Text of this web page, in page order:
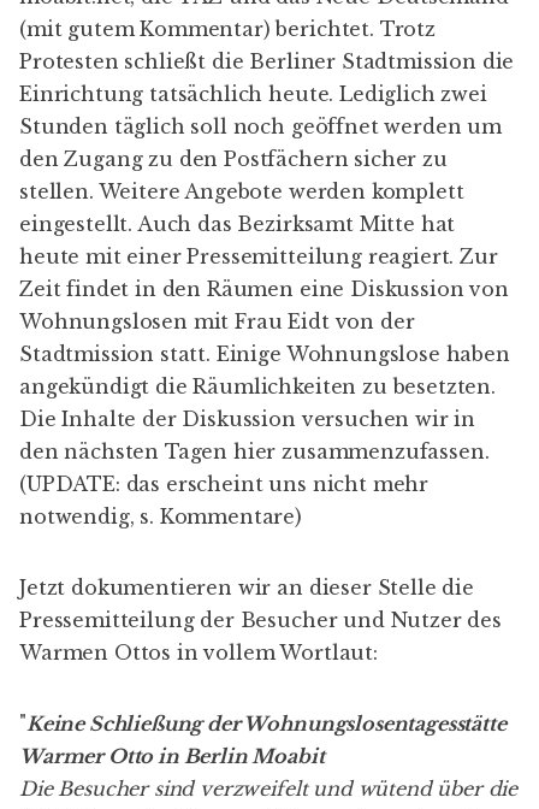
(mit gutemKommentar) berichtet. Trotz
Protesten schließt die Berliner Stadtmission die
Einrichtung tatsächlich heute. Lediglich zwei
Stunden täglich soll noch geöffnet werden um
den Zugang zu den Postfächern sicher zu
stellen. Weitere Angebote werden komplett
eingestellt. Auch das Bezirksamt Mitte hat
heute mit einerPressemitteilungreagiert. Zur
Zeit findet in den Räumen eine Diskussion von
Wohnungslosen mit Frau Eidt von der
Stadtmission statt. Einige Wohnungslose haben
angekündigt die Räumlichkeiten zu besetzten.
Die Inhalte der Diskussion versuchen wir in
den nächsten Tagen hier zusammenzufassen.
(UPDATE: das erscheint uns nicht mehr
notwendig, s. Kommentare)
Jetzt dokumentieren wir an dieser Stelle die
Pressemitteilung der Besucher und Nutzer des
Warmen Ottos in vollem Wortlaut:
"Keine Schließung der Wohnungslosentagesstätte
Warmer Otto in Berlin Moabit
Die Besucher sind verzweifelt und wütend über die